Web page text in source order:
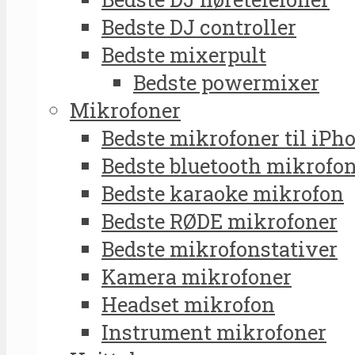
Bedste DJ controller
Bedste mixerpult
Bedste powermixer
Mikrofoner
Bedste mikrofoner til
Bedste bluetooth
Bedste karaoke mikrofon
Bedste RØDE mikrofoner
Bedste mikrofonstativer
Kamera mikrofoner
Headset mikrofon
Instrument mikrofoner